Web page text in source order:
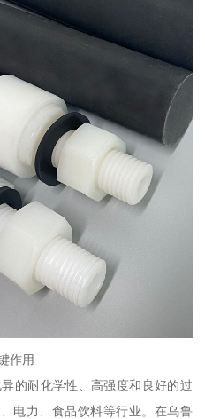
作用
的耐化学性、高强度和良好的过
电力、食品饮料等行业。在乌鲁